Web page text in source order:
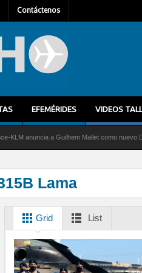
Contáctenos
EFEMÉRIDES VIDEOS
a Guilhem Mallet como nuevo Director
Lama
Grid List